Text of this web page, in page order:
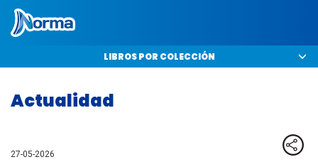
LIBROS POR COLECCIÓN
Actualidad
27-05-2026